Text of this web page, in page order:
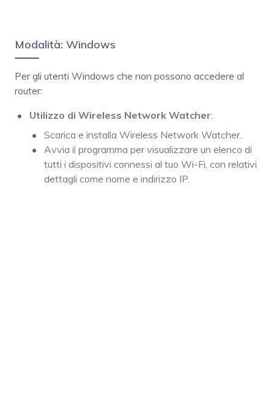
Modalità: Windows
Per gli utenti Windows che non possono accedere al
router:
Utilizzo di Wireless Network Watcher:
Scarica e installa Wireless Network Watcher.
Avvia il programma per visualizzare un elenco di
tutti i dispositivi connessi al tuo Wi-Fi, con relativi
dettagli come nome e indirizzo IP.